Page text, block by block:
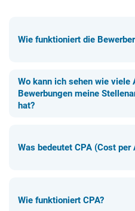
Wie funktioniert die
Wo kann ich sehen wie viele
Bewerbungen meine
hat?
Was bedeutet CPA (Cost per
Wie funktioniert CPA?